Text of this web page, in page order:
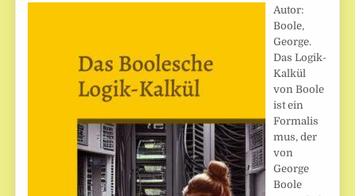
Autor:
Boole,
George.
Das Logik-
Kalkül
von Boole
ist ein
Formalis
mus, der
von
George
Boole